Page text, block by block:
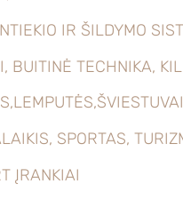
IR ŠILDYMO
BUITINĖ TECHNIKA,
SPORTAS,
ĮRANKIAI